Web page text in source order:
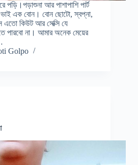
পড়ি।পড়াশুনা আর পাশাপাশি পার্ট
এক বোন। বোন ছোটো, স্বপ্না,
এতো কিউট আর সেক্সি যে
পারবো না। আমার অনেক মেয়ের
Golpo